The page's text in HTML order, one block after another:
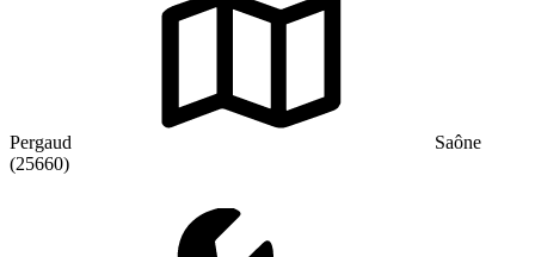
Pergaud
Saône
(25660)